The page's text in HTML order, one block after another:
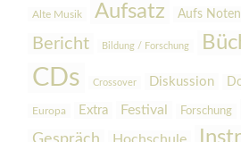
Alte Musik Aufsatz Aufs
Bericht Bildung / Forschung
CDs Crossover Diskussion
Europa Extra Festival Forschung